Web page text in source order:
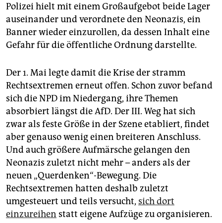
Polizei hielt mit einem Großaufgebot beide Lager
auseinander und verordnete den Neonazis, ein
Banner wieder einzurollen, da dessen Inhalt eine
Gefahr für die öffentliche Ordnung darstellte.
Der 1. Mai legte damit die Krise der stramm
Rechtsextremen erneut offen. Schon zuvor befand
sich die NPD im Niedergang, ihre Themen
absorbiert längst die AfD. Der III. Weg hat sich
zwar als feste Größe in der Szene etabliert, findet
aber genauso wenig einen breiteren Anschluss.
Und auch größere Aufmärsche gelangen den
Neonazis zuletzt nicht mehr – anders als der
neuen „Querdenken“-Bewegung. Die
Rechtsextremen hatten deshalb zuletzt
umgesteuert und teils versucht, sich dort
einzureihen statt eigene Aufzüge zu organisieren.